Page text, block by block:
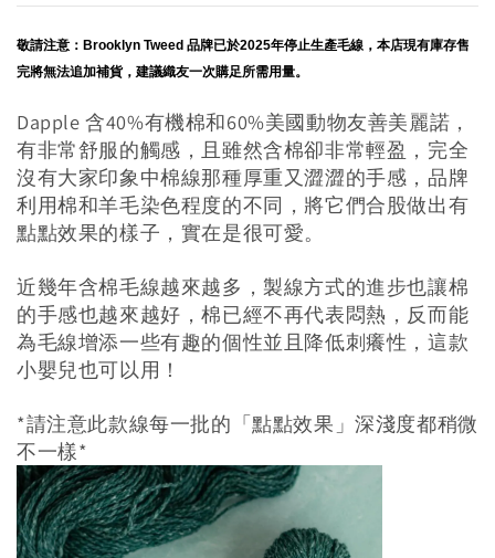
敬請注意：Brooklyn Tweed 品牌已於2025年停止生產毛線，本店現有庫存售
完將無法追加補貨，建議織友一次購足所需用量。
Dapple 含40%有機棉和60%美國動物友善美麗諾，
有非常舒服的觸感，且雖然含棉卻非常輕盈，完全
沒有大家印象中棉線那種厚重又澀澀的手感，品牌
利用棉和羊毛染色程度的不同，將它們合股做出有
點點效果的樣子，實在是很可愛。
近幾年含棉毛線越來越多，製線方式的進步也讓棉
的手感也越來越好，棉已經不再代表悶熱，反而能
為毛線增添一些有趣的個性並且降低刺癢性，這款
小嬰兒也可以用！
*請注意此款線每一批的「點點效果」深淺度都稍微
不一樣*